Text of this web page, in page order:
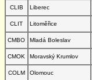
CLIB
Liberec
CLIT
Litoměřice
CMBO
Mladá Boleslav
CMOK
Moravský Krumlov
COLM
Olomouc